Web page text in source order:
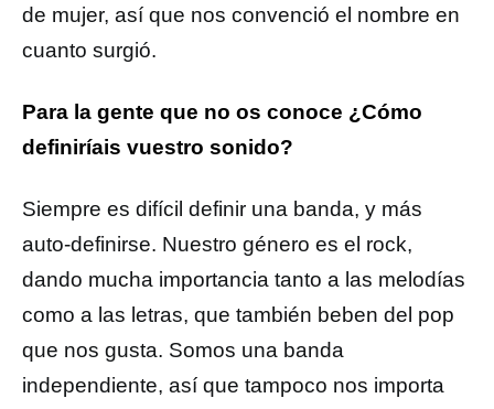
de mujer, así que nos convenció el nombre en
cuanto surgió.
Para la gente que no os conoce ¿Cómo
definiríais vuestro sonido?
Siempre es difícil definir una banda, y más
auto-definirse. Nuestro género es el rock,
dando mucha importancia tanto a las melodías
como a las letras, que también beben del pop
que nos gusta. Somos una banda
independiente, así que tampoco nos importa